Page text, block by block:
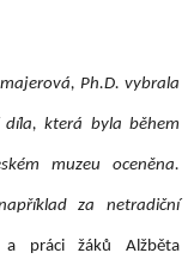
Ph.D. vybrala
která byla během
muzeu oceněna.
za netradiční
práci žáků Alžběta